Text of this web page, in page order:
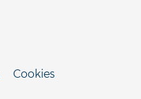
Cookies